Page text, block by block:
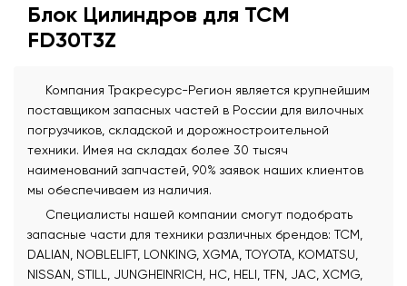
Блок Цилиндров для TCM
FD30T3Z
Компания Тракресурс-Регион является крупнейшим
поставщиком запасных частей в России для вилочных
погрузчиков, складской и дорожностроительной
техники. Имея на складах более 30 тысяч
наименований запчастей, 90% заявок наших клиентов
мы обеспечиваем из наличия.
Специалисты нашей компании смогут подобрать
запасные части для техники различных брендов: TCM,
DALIAN, NOBLELIFT, LONKING, XGMA, TOYOTA, KOMATSU,
NISSAN, STILL, JUNGHEINRICH, HC, HELI, TFN, JAC, XCMG,